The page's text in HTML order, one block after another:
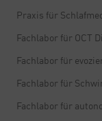
Praxis für
Fachlabor für OCT
Fachlabor für
Fachlabor für
Fachlabor für